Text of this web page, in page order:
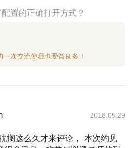
平台进行市场规模预测，与投行
战略顾问建议
置的正确打开方式？
2018.05.29
搁这么久才来评论， 本次约见